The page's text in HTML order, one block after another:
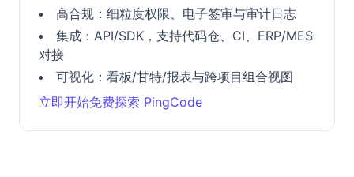
高合规：细粒度权限、电子签审与审计日志
集成：API/SDK，支持代码仓、CI、ERP/MES
对接
可视化：看板/甘特/报表与跨项目组合视图
立即开始免费探索 PingCode